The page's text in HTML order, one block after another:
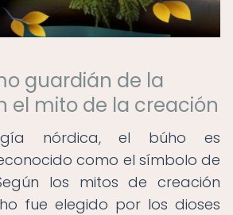
guardián de la
el mito de la creación
nórdica, el búho es
como el símbolo de
los mitos de creación
fue elegido por los dioses